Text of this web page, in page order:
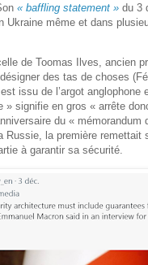
« baffling statement » du 3
Ukraine même et dans
de Toomas Ilves, ancien
des tas de choses
issu de l’argot anglophone
» signifie en gros « arrête
du « mémorandum
Russie, la première remettait
à garantir sa sécurité.